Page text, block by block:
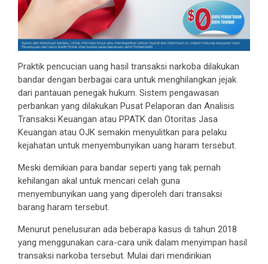
Praktik pencucian uang hasil transaksi narkoba dilakukan
bandar dengan berbagai cara untuk menghilangkan jejak
dari pantauan penegak hukum. Sistem pengawasan
perbankan yang dilakukan Pusat Pelaporan dan Analisis
Transaksi Keuangan atau PPATK dan Otoritas Jasa
Keuangan atau OJK semakin menyulitkan para pelaku
kejahatan untuk menyembunyikan uang haram tersebut.
Meski demikian para bandar seperti yang tak pernah
kehilangan akal untuk mencari celah guna
menyembunyikan uang yang diperoleh dari transaksi
barang haram tersebut.
Menurut penelusuran ada beberapa kasus di tahun 2018
yang menggunakan cara-cara unik dalam menyimpan hasil
transaksi narkoba tersebut. Mulai dari mendirikian